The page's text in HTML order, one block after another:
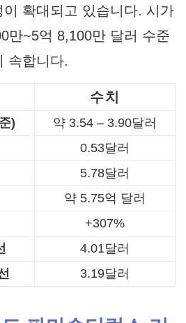
확대되고 있습니다. 시가
만~5억 8,100만 달러 수준
속합니다.
수치
)
약 3.54 – 3.90달러
0.53달러
5.78달러
약 5.75억 달러
+307%
4.01달러
3.19달러